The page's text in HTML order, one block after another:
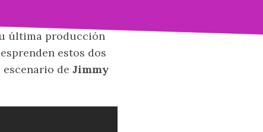
última producción
estos dos
de Jimmy